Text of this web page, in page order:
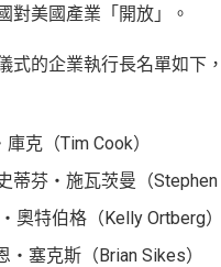
對美國產業「開放」。
式的企業執行長名單如下
克（Tim Cook）
芬・施瓦茨曼（Stephen
奧特伯格（Kelly Ortberg）
塞克斯（Brian Sikes）